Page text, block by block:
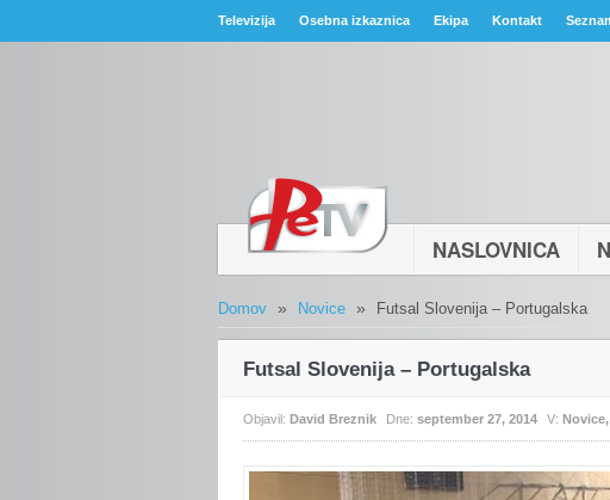
Televizija Osebna izkaznica Ekipa Kontakt
NASLOVNICA
Domov » Novice » Futsal Slovenija – Portugalska
Futsal Slovenija – Portugalska
Objavil: David Breznik Dne: september 27, 2014 V: Novice,